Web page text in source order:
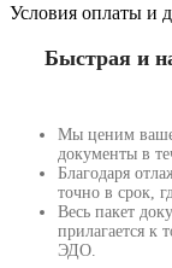
Условия оплаты и
Быстрая и
Мы ценим ваше
документы в
Благодаря
точно в срок,
Весь пакет
прилагается к
ЭДО.